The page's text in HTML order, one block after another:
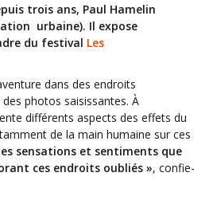
trois ans, Paul Hamelin
urbaine). Il expose
du festival Les
dans des endroits
photos saisissantes. À
différents aspects des effets du
de la main humaine sur ces
sensations et sentiments que
ces endroits oubliés », confie-